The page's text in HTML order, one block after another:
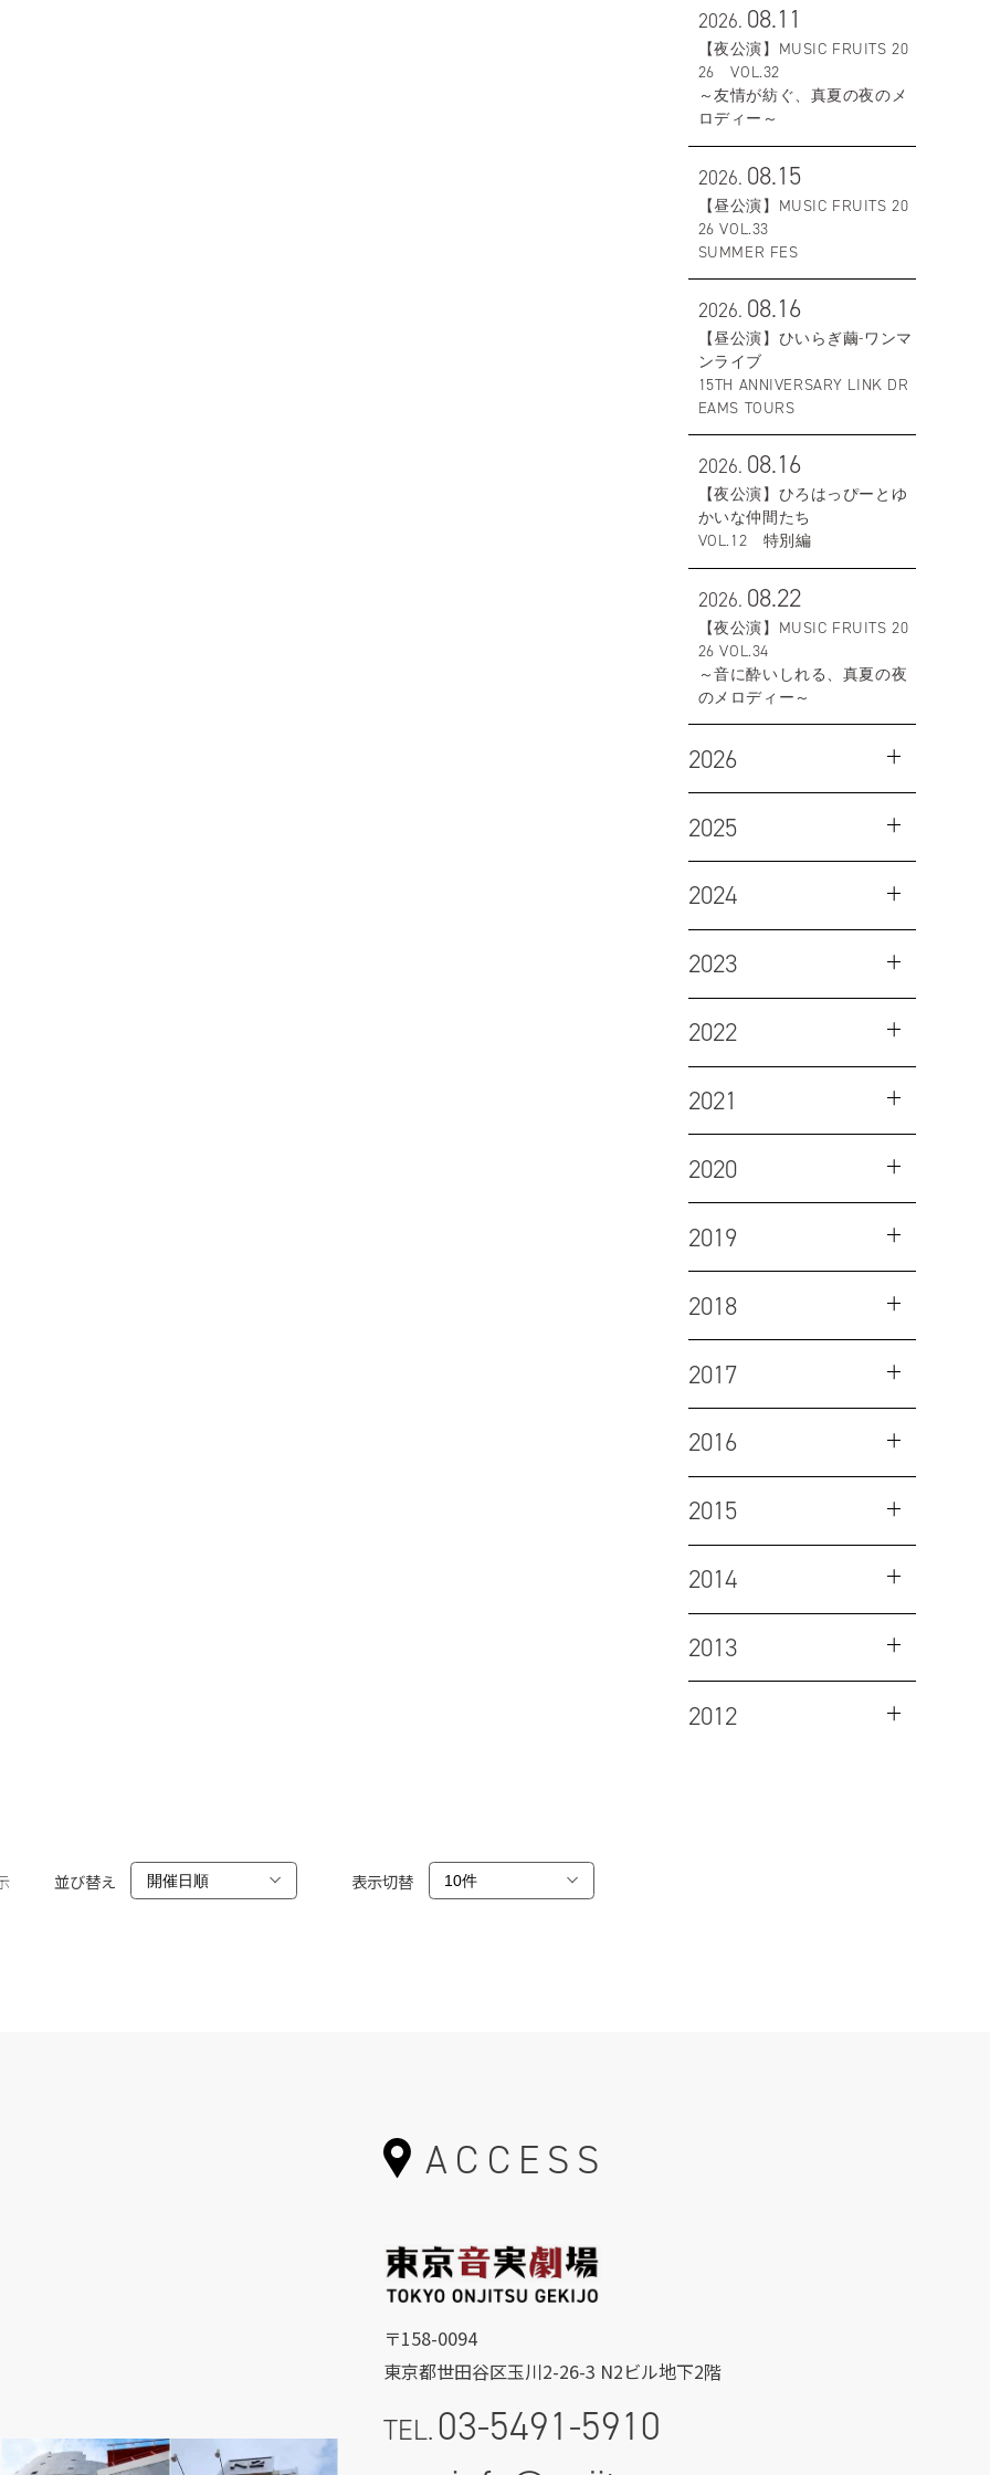
2026. 08.11
【夜公演】MUSIC FRUITS 20
26 VOL.32
～友情が紡ぐ、真夏の夜のメ
ロディー～
2026. 08.15
【昼公演】MUSIC FRUITS 20
26 VOL.33
SUMMER FES
2026. 08.16
【昼公演】ひいらぎ繭-ワンマ
ンライブ
15TH ANNIVERSARY LINK DR
EAMS TOURS
2026. 08.16
【夜公演】ひろはっぴーとゆ
かいな仲間たち
VOL.12 特別編
2026. 08.22
【夜公演】MUSIC FRUITS 20
26 VOL.34
～音に酔いしれる、真夏の夜
のメロディー～
2026
2025
2024
2023
2022
2021
2020
2019
2018
2017
2016
2015
2014
2013
2012
並び替え 表示切替
ACCESS
〒158-0094
東京都世田谷区玉川2-26-3 N2ビル地下2階
TEL.03-5491-5910